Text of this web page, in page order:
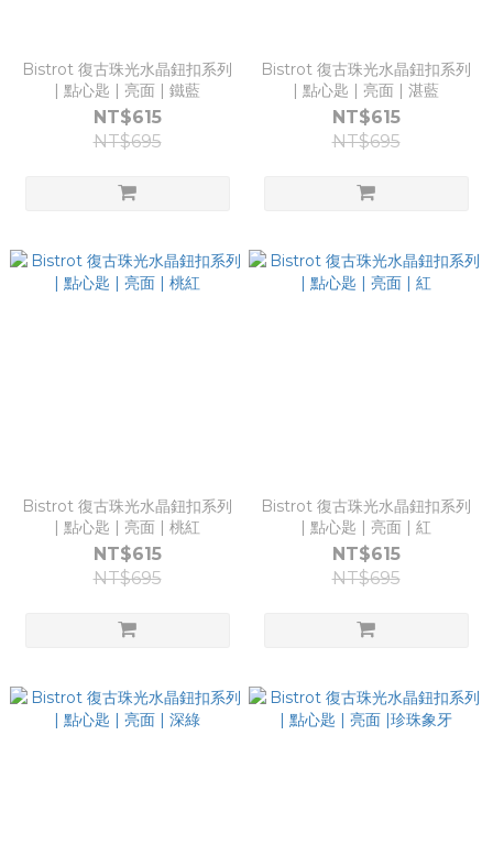
Bistrot 復古珠光水晶鈕扣系列
| 點心匙 | 亮面 | 鐵藍
NT$615
NT$695
Bistrot 復古珠光水晶鈕扣系列
| 點心匙 | 亮面 | 湛藍
NT$615
NT$695
Bistrot 復古珠光水晶鈕扣系列
| 點心匙 | 亮面 | 桃紅
NT$615
NT$695
Bistrot 復古珠光水晶鈕扣系列
| 點心匙 | 亮面 | 紅
NT$615
NT$695